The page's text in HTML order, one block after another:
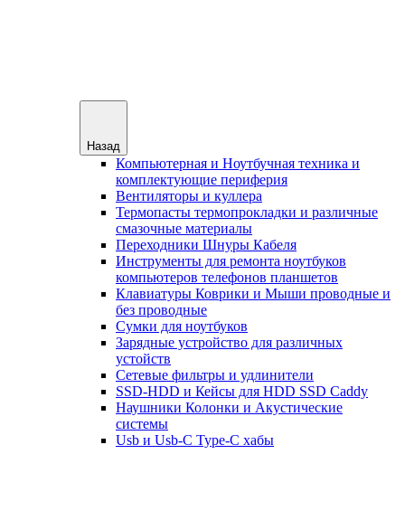
Назад
Компьютерная и Ноутбучная техника и
комплектующие периферия
Вентиляторы и куллера
Термопасты термопрокладки и различные
смазочные материалы
Переходники Шнуры Кабеля
Инструменты для ремонта ноутбуков
компьютеров телефонов планшетов
Клавиатуры Коврики и Мыши проводные и
без проводные
Сумки для ноутбуков
Зарядные устройство для различных
устойств
Сетевые фильтры и удлинители
SSD-HDD и Кейсы для HDD SSD Caddy
Наушники Колонки и Акустические
системы
Usb и Usb-C Type-C хабы